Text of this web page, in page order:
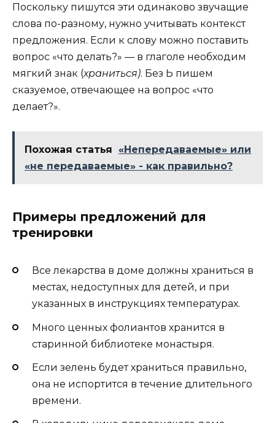
Поскольку пишутся эти одинаково звучащие
слова по-разному, нужно учитывать контекст
предложения. Если к слову можно поставить
вопрос «что делать?» — в глаголе необходим
мягкий знак (храниться). Без Ь пишем
сказуемое, отвечающее на вопрос «что
делает?».
Похожая статья
«Непередаваемые» или
«не передаваемые» - как правильно?
Примеры предложений для
тренировки
Все лекарства в доме должны храниться в
местах, недоступных для детей, и при
указанных в инструкциях температурах.
Много ценных фолиантов хранится в
старинной библиотеке монастыря.
Если зелень будет храниться правильно,
она не испортится в течение длительного
времени.